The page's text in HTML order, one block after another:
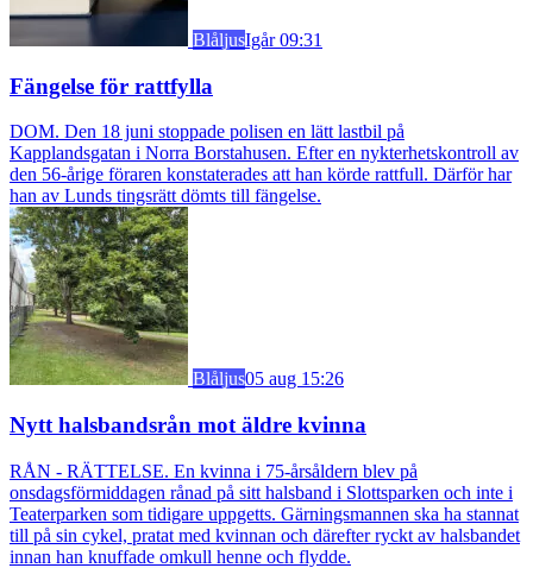
BlåljusIgår 09:31
Fängelse för rattfylla
DOM. Den 18 juni stoppade polisen en lätt lastbil på
Kapplandsgatan i Norra Borstahusen. Efter en nykterhetskontroll av
den 56-årige föraren konstaterades att han körde rattfull. Därför har
han av Lunds tingsrätt dömts till fängelse.
Blåljus05 aug 15:26
Nytt halsbandsrån mot äldre kvinna
RÅN - RÄTTELSE. En kvinna i 75-årsåldern blev på
onsdagsförmiddagen rånad på sitt halsband i Slottsparken och inte i
Teaterparken som tidigare uppgetts. Gärningsmannen ska ha stannat
till på sin cykel, pratat med kvinnan och därefter ryckt av halsbandet
innan han knuffade omkull henne och flydde.